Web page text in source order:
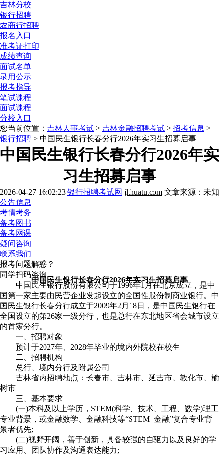
吉林分校
银行招聘
农商行招聘
报名入口
准考证打印
成绩查询
面试名单
录用公示
报考指导
笔试课程
面试课程
分校入口
您当前位置： 吉林人事考试 > 吉林金融招聘考试 > 招考信息 >
银行招聘 > 中国民生银行长春分行2026年实习生招募启事
中国民生银行长春分行2026年实
习生招募启事
2026-04-27 16:02:23 银行招聘考试网 jl.huatu.com 文章来源：未知
公告信息
考情考务
备考图书
备考网课
疑问咨询
联系我们
报考问题解惑？
同学扫码咨询
中国民生银行长春分行2026年实习生招募启事
中国民生银行股份有限公司于1996年1月在北京成立，是中
国第一家主要由民营企业发起设立的全国性股份制商业银行。中
国民生银行长春分行成立于2009年2月18日，是中国民生银行在
全国设立的第26家一级分行，也是总行在东北地区省会城市设立
的首家分行。
一、招聘对象
预计于2027年、2028年毕业的境内外院校在校生
二、招聘机构
总行、境内分行及附属公司
吉林省内招聘地点：长春市、吉林市、延吉市、敦化市、榆
树市
三、基本要求
(一)本科及以上学历，STEM(科学、技术、工程、数学)理工
专业背景，或金融数学、金融科技等“STEM+金融”复合专业背
景者优先;
(二)视野开阔，善于创新，具备较强的自驱力以及良好的学
习应用、团队协作及沟通表达能力;